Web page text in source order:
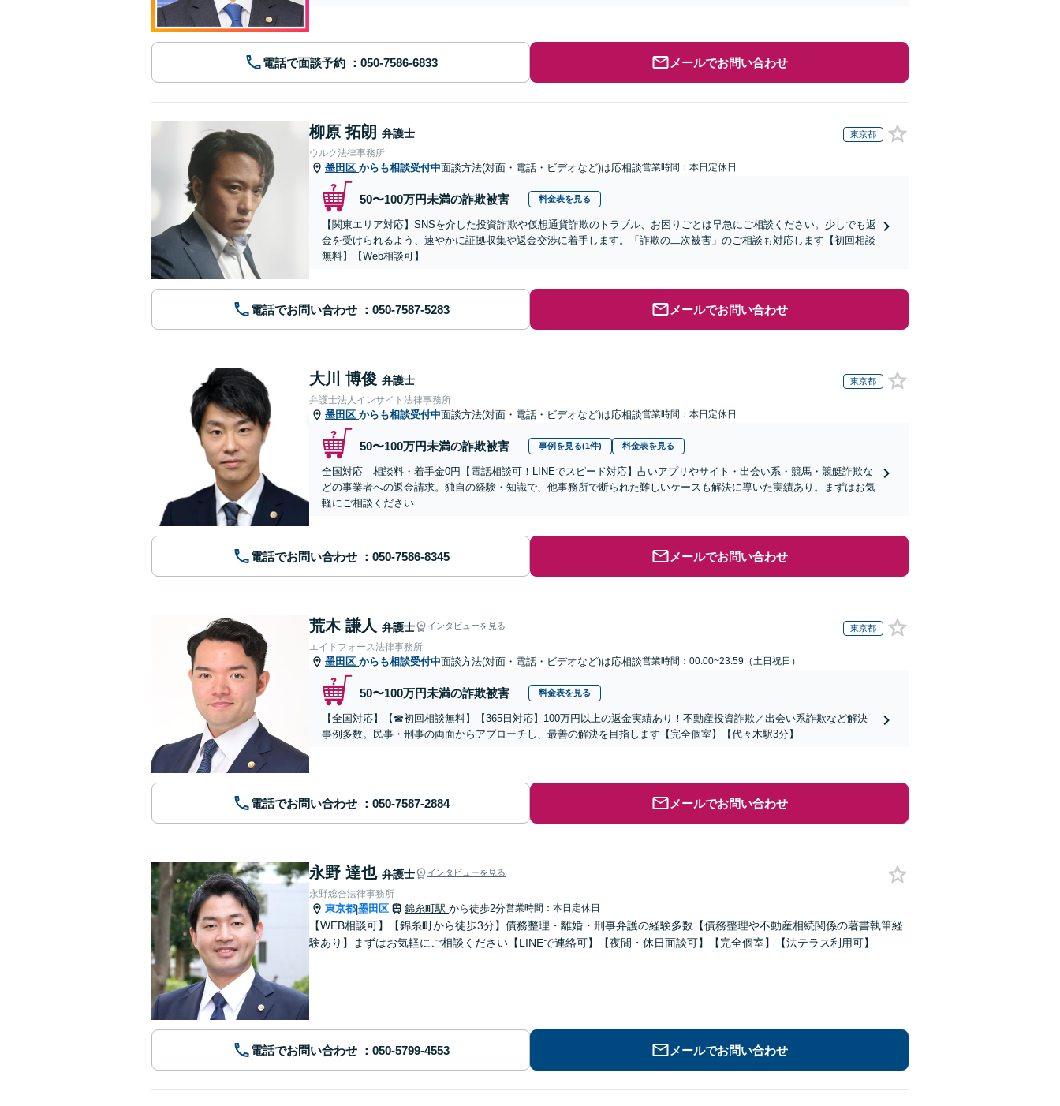
電話で面談予約 メールでお問い合わせ
柳原 拓朗 弁護士 東京都
ウルク法律事務所
墨田区 からも相談受付中面談方法(対面・電話・ビデオなど)は応相談営業時間：本日定休日
50〜100万円未満の詐欺被害 料金表を見る
【関東エリア対応】SNSを介した投資詐欺や仮想通貨詐欺のトラブル、お困りごとは早急にご相談ください。少しでも返
金を受けられるよう、速やかに証拠収集や返金交渉に着手します。「詐欺の二次被害」のご相談も対応します【初回相談
無料】【Web相談可】
電話でお問い合わせ メールでお問い合わせ
大川 博俊 弁護士 東京都
弁護士法人インサイト法律事務所
墨田区 からも相談受付中面談方法(対面・電話・ビデオなど)は応相談営業時間：本日定休日
50〜100万円未満の詐欺被害 事例を見る(1件) 料金表を見る
全国対応｜相談料・着手金0円【電話相談可！LINEでスピード対応】占いアプリやサイト・出会い系・競馬・競艇詐欺な
どの事業者への返金請求。独自の経験・知識で、他事務所で断られた難しいケースも解決に導いた実績あり。まずはお気
軽にご相談ください
電話でお問い合わせ メールでお問い合わせ
荒木 謙人 弁護士 インタビューを見る 東京都
エイトフォース法律事務所
墨田区 からも相談受付中面談方法(対面・電話・ビデオなど)は応相談営業時間：00:00~23:59（土日祝日）
50〜100万円未満の詐欺被害 料金表を見る
【全国対応】【☎︎初回相談無料】【365日対応】100万円以上の返金実績あり！不動産投資詐欺／出会い系詐欺など解決
事例多数。民事・刑事の両面からアプローチし、最善の解決を目指します【完全個室】【代々木駅3分】
電話でお問い合わせ メールでお問い合わせ
永野 達也 弁護士 インタビューを見る
永野総合法律事務所
東京都|墨田区 錦糸町駅 から徒歩2分営業時間：本日定休日
【WEB相談可】【錦糸町から徒歩3分】債務整理・離婚・刑事弁護の経験多数【債務整理や不動産相続関係の著書執筆経
験あり】まずはお気軽にご相談ください【LINEで連絡可】【夜間・休日面談可】【完全個室】【法テラス利用可】
電話でお問い合わせ メールでお問い合わせ